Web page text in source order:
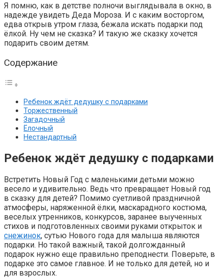
Я помню, как в детстве полночи выглядывала в окно, в
надежде увидеть Деда Мороза. И с каким восторгом,
едва открыв утром глаза, бежала искать подарки под
ёлкой. Ну чем не сказка? И такую же сказку хочется
подарить своим детям.
Содержание
Ребенок ждёт дедушку с подарками
Торжественный
Загадочный
Ёлочный
Нестандартный
Ребенок ждёт дедушку с подарками
Встретить Новый Год с маленькими детьми можно
весело и удивительно. Ведь что превращает Новый год
в сказку для детей? Помимо суетливой праздничной
атмосферы, наряженной ёлки, маскарадного костюма,
веселых утренников, конкурсов, заранее выученных
стихов и подготовленных своими руками открыток и
снежинок, сутью Нового года для малыша являются
подарки. Но такой важный, такой долгожданный
подарок нужно еще правильно преподнести. Поверьте, в
подарке это самое главное. И не только для детей, но и
для взрослых.